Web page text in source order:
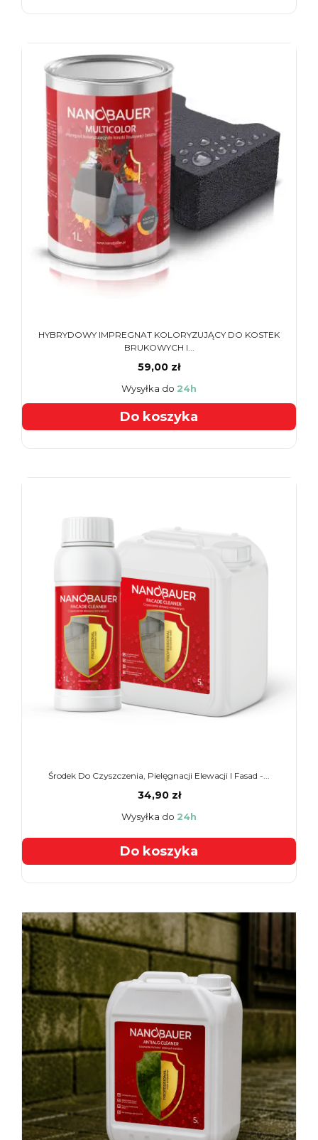
HYBRYDOWY IMPREGNAT KOLORYZUJĄCY DO KOSTEK
BRUKOWYCH I...
59,00 zł
Wysyłka do 24h
Do koszyka
Środek Do Czyszczenia, Pielęgnacji Elewacji I Fasad -...
34,90 zł
Wysyłka do 24h
Do koszyka